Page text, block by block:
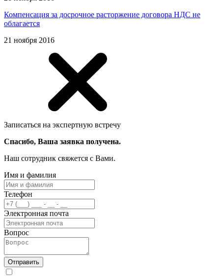
Компенсация за досрочное расторжение договора НДС не
облагается
21 ноября 2016
Записаться на экспертную встречу
Спасибо, Ваша заявка получена.
Наш сотрудник свяжется с Вами.
Имя и фамилия
Телефон
Электронная почта
Вопрос
Отправить